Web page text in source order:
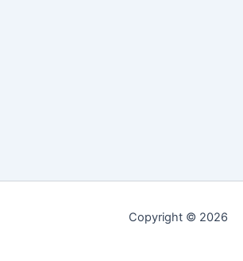
Copyright © 2026